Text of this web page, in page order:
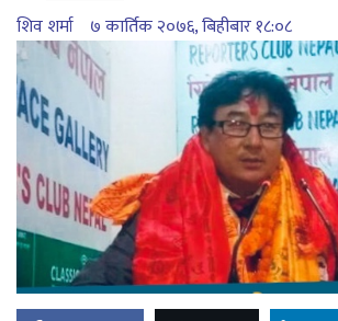
शिव शर्मा ७ कार्तिक २०७६, बिहीबार १८:०८